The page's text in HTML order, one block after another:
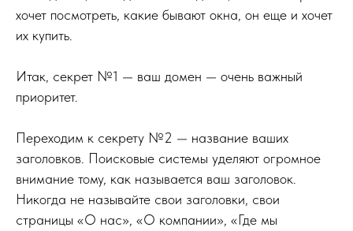
хочет посмотреть, какие бывают окна, он еще и хочет
их купить.
Итак, секрет №1 — ваш домен — очень важный
приоритет.
Переходим к секрету №2 — название ваших
заголовков. Поисковые системы уделяют огромное
внимание тому, как называется ваш заголовок.
Никогда не называйте свои заголовки, свои
страницы «О нас», «О компании», «Где мы